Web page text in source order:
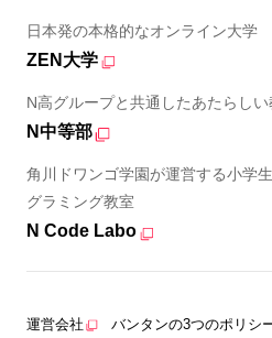
日本発の本格的なオンライン大学
ZEN大学
N高グループと共通したあたらしい
N中等部
角川ドワンゴ学園が運営する小学
グラミング教室
N Code Labo
運営会社 バンタンの3つのポリシ